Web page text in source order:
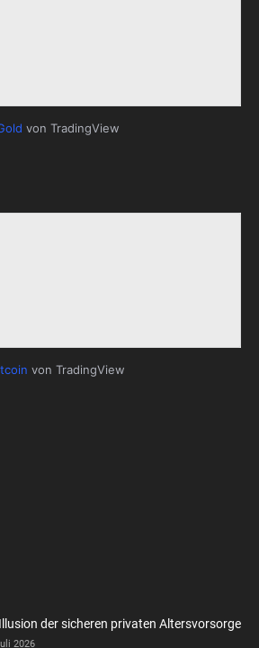
von TradingView
von TradingView
der sicheren privaten Altersvorsorge
2026